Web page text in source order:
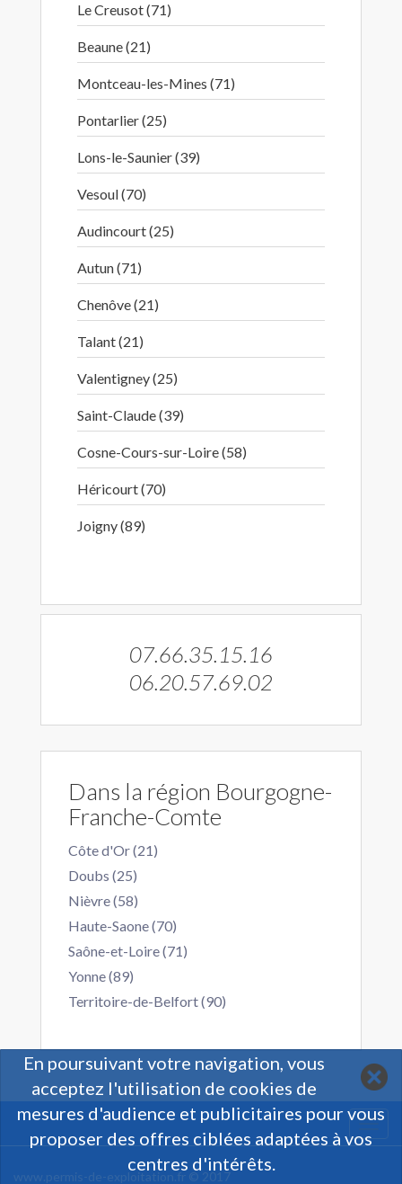
Le Creusot (71)
Beaune (21)
Montceau-les-Mines (71)
Pontarlier (25)
Lons-le-Saunier (39)
Vesoul (70)
Audincourt (25)
Autun (71)
Chenôve (21)
Talant (21)
Valentigney (25)
Saint-Claude (39)
Cosne-Cours-sur-Loire (58)
Héricourt (70)
Joigny (89)
07.66.35.15.16
06.20.57.69.02
Dans la région Bourgogne-
Franche-Comte
Côte d'Or (21)
Doubs (25)
Nièvre (58)
Haute-Saone (70)
Saône-et-Loire (71)
Yonne (89)
Territoire-de-Belfort (90)
www.permis-de-exploitation.fr © 2017
En poursuivant votre navigation, vous
acceptez l'utilisation de cookies de
mesures d'audience et publicitaires pour vous
proposer des offres ciblées adaptées à vos
centres d'intérêts.